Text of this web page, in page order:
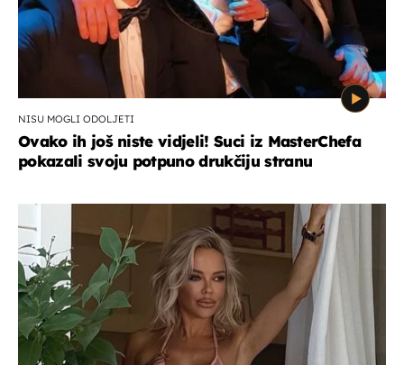
NISU MOGLI ODOLJETI
Ovako ih još niste vidjeli! Suci iz MasterChefa
pokazali svoju potpuno drukčiju stranu